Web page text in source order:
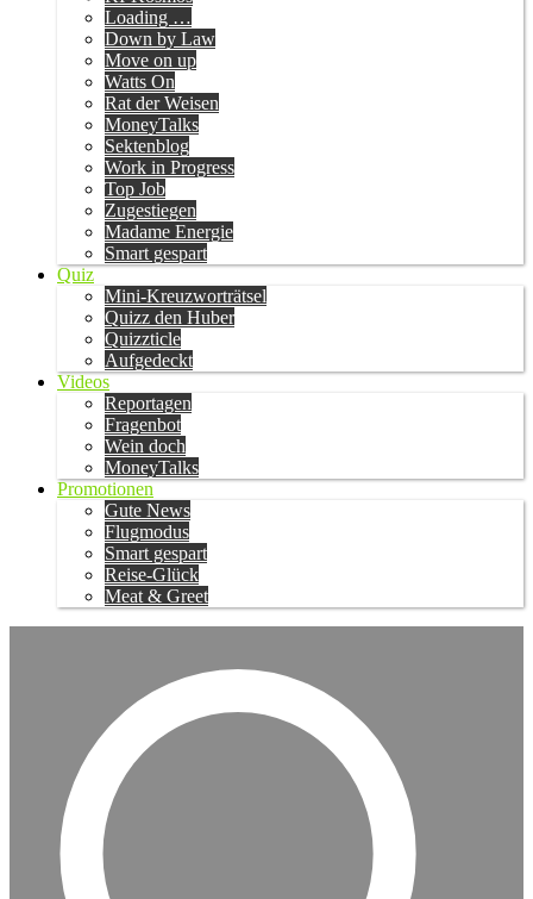
Loading …
Down by Law
Move on up
Watts On
Rat der Weisen
MoneyTalks
Sektenblog
Work in Progress
Top Job
Zugestiegen
Madame Energie
Smart gespart
Quiz
Mini-Kreuzworträtsel
Quizz den Huber
Quizzticle
Aufgedeckt
Videos
Reportagen
Fragenbot
Wein doch
MoneyTalks
Promotionen
Gute News
Flugmodus
Smart gespart
Reise-Glück
Meat & Greet